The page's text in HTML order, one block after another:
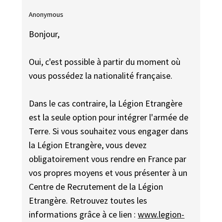
Anonymous
Bonjour,
Oui, c'est possible à partir du moment où
vous possédez la nationalité française.
Dans le cas contraire, la Légion Etrangère
est la seule option pour intégrer l'armée de
Terre. Si vous souhaitez vous engager dans
la Légion Etrangère, vous devez
obligatoirement vous rendre en France par
vos propres moyens et vous présenter à un
Centre de Recrutement de la Légion
Etrangère. Retrouvez toutes les
informations grâce à ce lien :www.legion-